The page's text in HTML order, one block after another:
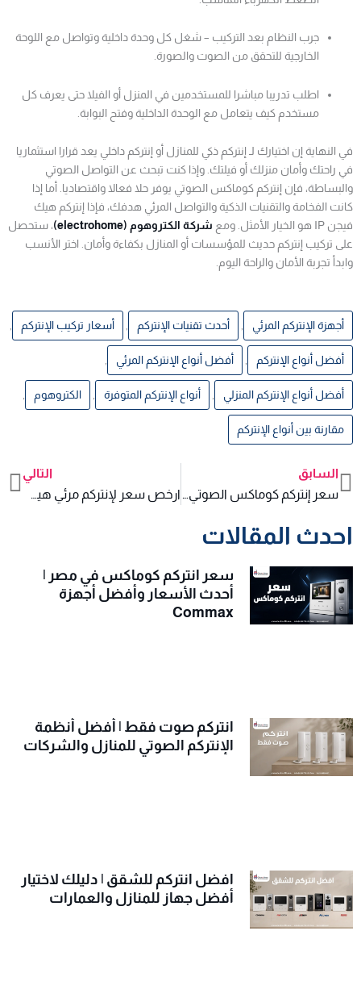
جرب النظام بعد التركيب – شغل كل وحدة داخلية وتواصل مع اللوحة
الخارجية للتحقق من الصوت والصورة.
اطلب تدريبا مباشرا للمستخدمين في المنزل أو الفيلا حتى يعرف كل
مستخدم كيف يتعامل مع الوحدة الداخلية وفتح البوابة.
في النهاية إن اختيارك لـ إنتركم ذكي للمنازل أو إنتركم داخلي يعد قرارا استثماريا
في راحتك وأمان منزلك أو فيلتك. وإذا كنت تبحث عن التواصل الصوتي
والبساطة، فإن إنتركم كوماكس الصوتي يوفر حلا فعالا واقتصاديا. أما إذا
كانت الفخامة والتقنيات الذكية والتواصل المرئي هدفك، فإذا إنتركم هيك
فيجن IP هو الخيار الأمثل. ومع
شركة الكتروهوم (electrohome)
، ستحصل
على تركيب إنتركم حديث للمؤسسات أو المنازل بكفاءة وأمان. اختر الأنسب
وابدأ تجربة الأمان والراحة اليوم.
أجهزة الإنتركم المرئي أحدث تقنيات الإنتركم أسعار تركيب الإنتركم
أفضل أنواع الإنتركم أفضل أنواع الإنتركم المرئي
أفضل أنواع الإنتركم المنزلي أنواع الإنتركم المتوفرة الكتروهوم
مقارنة بين أنواع الإنتركم
Prev
السابق
سعر إنتركم كوماكس الصوتي احدث الاسعار
التالي
ارخص سعر لإنتركم مرئي هيك فيجن IP
احدث المقالات
سعر انتركم كوماكس في مصر |
أحدث الأسعار وأفضل أجهزة
Commax
انتركم صوت فقط | أفضل أنظمة
الإنتركم الصوتي للمنازل والشركات
افضل انتركم للشقق | دليلك لاختيار
أفضل جهاز للمنازل والعمارات